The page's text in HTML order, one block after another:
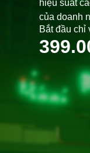
hiệu suất
của doanh
Bắt đầu chỉ